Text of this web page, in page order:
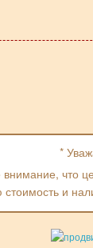
*
что
стоимость и